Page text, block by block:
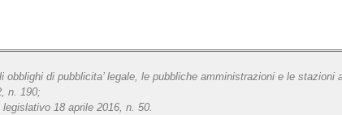
di pubblicita’ legale, le pubbliche amministrazioni e le stazioni
n. 190;
18 aprile 2016, n. 50.